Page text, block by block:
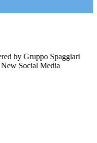
by Gruppo Spaggiari
Social Media